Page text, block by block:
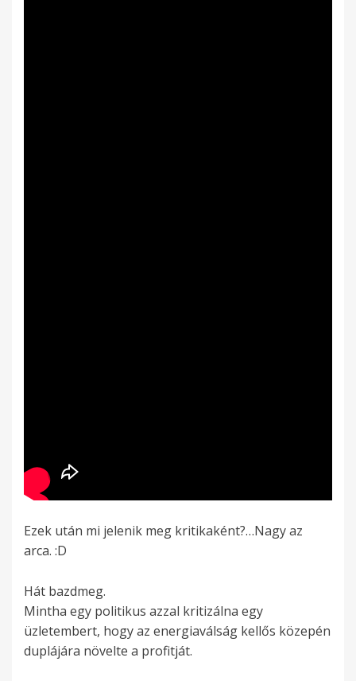
Ezek után mi jelenik meg kritikaként?…Nagy az
arca. :D
Hát bazdmeg.
Mintha egy politikus azzal kritizálna egy
üzletembert, hogy az energiaválság kellős közepén
duplájára növelte a profitját.